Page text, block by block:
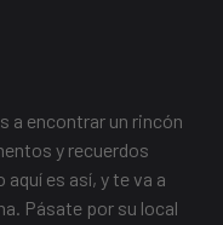
a encontrar un rincón
y recuerdos
es así, y te va a
Pásate por su local